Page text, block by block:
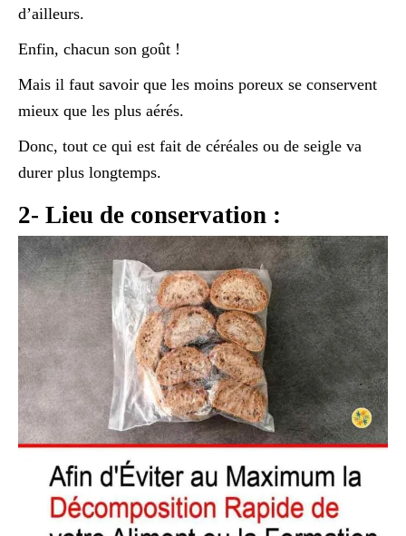
d’ailleurs.
Enfin, chacun son goût !
Mais il faut savoir que les moins poreux se conservent
mieux que les plus aérés.
Donc, tout ce qui est fait de céréales ou de seigle va
durer plus longtemps.
2- Lieu de conservation :